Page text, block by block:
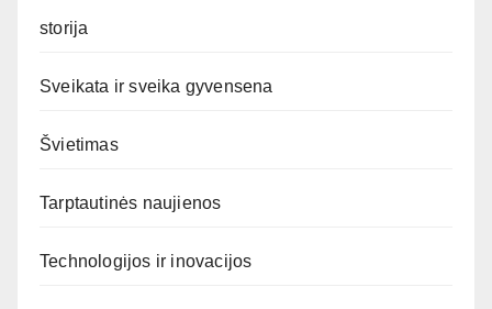
storija
Sveikata ir sveika gyvensena
Švietimas
Tarptautinės naujienos
Technologijos ir inovacijos